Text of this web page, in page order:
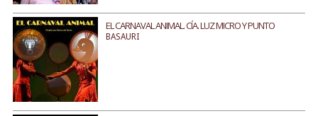
EL CARNAVAL ANIMAL. CÍA. LUZ MICRO Y PUNTO
BASAURI